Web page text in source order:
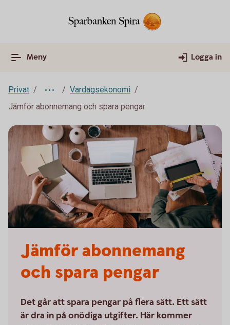
Meny Logga in
Privat
Vardagsekonomi
Jämför abonnemang och spara pengar
Jämför abonne­mang
och spara pengar
Det går att spara pengar på flera sätt. Ett sätt
är dra in på onödiga utgifter. Här kommer